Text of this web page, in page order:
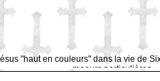
"haut en couleurs" dans la vie de
moeurs particulières